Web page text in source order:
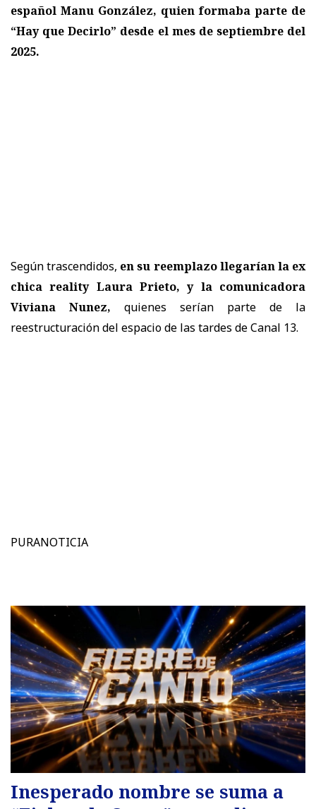
español Manu González, quien formaba parte de
“Hay que Decirlo” desde el mes de septiembre del
2025.
Según trascendidos, en su reemplazo llegarían la ex
chica reality Laura Prieto, y la comunicadora
Viviana Nunez, quienes serían parte de la
reestructuración del espacio de las tardes de Canal 13.
PURANOTICIA
Inesperado nombre se suma a